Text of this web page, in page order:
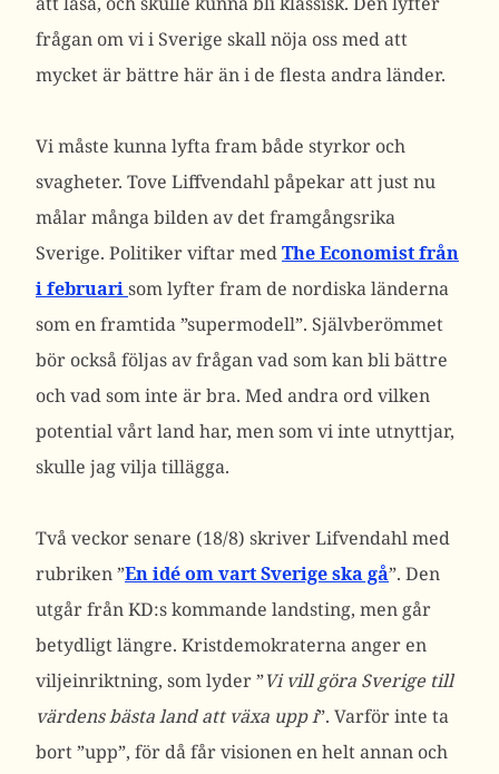
frågan om vi i Sverige skall nöja oss med att
mycket är bättre här än i de flesta andra länder.
Vi måste kunna lyfta fram både styrkor och
svagheter. Tove Liffvendahl påpekar att just nu
målar många bilden av det framgångsrika
Sverige. Politiker viftar medThe Economist från
i februarisom lyfter fram de nordiska länderna
som en framtida ”supermodell”. Självberömmet
bör också följas av frågan vad som kan bli bättre
och vad som inte är bra. Med andra ord vilken
potential vårt land har, men som vi inte utnyttjar,
skulle jag vilja tillägga.
Två veckor senare (18/8) skriver Lifvendahl med
rubriken ”En idé om vart Sverige ska gå”. Den
utgår från KD:s kommande landsting, men går
betydligt längre. Kristdemokraterna anger en
viljeinriktning, som lyder ”Vi vill göra Sverige till
värdens bästa land att växa upp i”. Varför inte ta
bort ”upp”, för då får visionen en helt annan och